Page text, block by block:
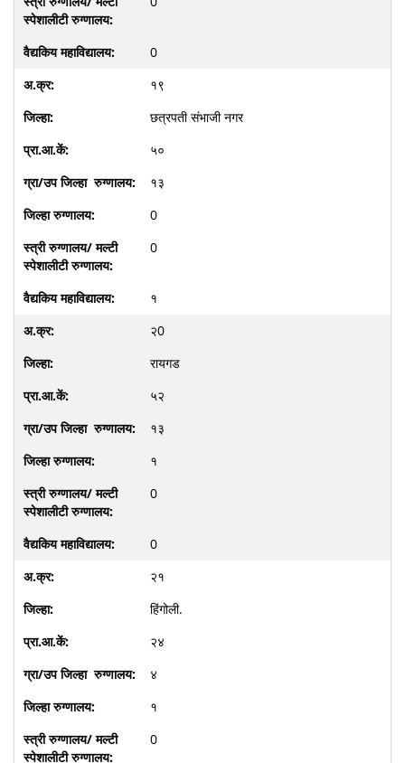
0
१९
छत्रपती संभाजी नगर
५०
१३
0
0
१
२0
रायगड
५२
१३
१
0
0
२१
हिंगोली.
२४
४
१
0